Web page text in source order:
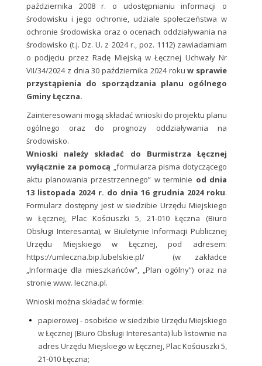
października 2008 r. o udostępnianiu informacji o
środowisku i jego ochronie, udziale społeczeństwa w
ochronie środowiska oraz o ocenach oddziaływania na
środowisko (t.j. Dz. U. z 2024 r., poz. 1112) zawiadamiam
o podjęciu przez Radę Miejską w Łęcznej Uchwały Nr
VII/34/2024 z dnia 30 października 2024 rokuw sprawie
przystąpienia do sporządzania planu ogólnego
Gminy Łęczna.
Zainteresowani mogą składać wnioski do projektu planu
ogólnego oraz do prognozy oddziaływania na
środowisko.
Wnioski należy składać do Burmistrza Łęcznej
wyłącznie za pomocą „formularza pisma dotyczącego
aktu planowania przestrzennego” w terminie od dnia
13 listopada 2024 r. do dnia 16 grudnia 2024 roku.
Formularz dostępny jest w siedzibie Urzędu Miejskiego
w Łęcznej, Plac Kościuszki 5, 21-010 Łęczna (Biuro
Obsługi Interesanta), w Biuletynie Informacji Publicznej
Urzędu Miejskiego w Łęcznej, pod adresem:
https://umleczna.bip.lubelskie.pl/ (w zakładce
„Informacje dla mieszkańców”, „Plan ogólny”) oraz na
stronie www. leczna.pl.
Wnioski można składać w formie:
papierowej - osobiście w siedzibie Urzędu Miejskiego
w Łęcznej (Biuro Obsługi Interesanta) lub listownie na
adres Urzędu Miejskiego w Łęcznej, Plac Kościuszki 5,
21-010 Łęczna;